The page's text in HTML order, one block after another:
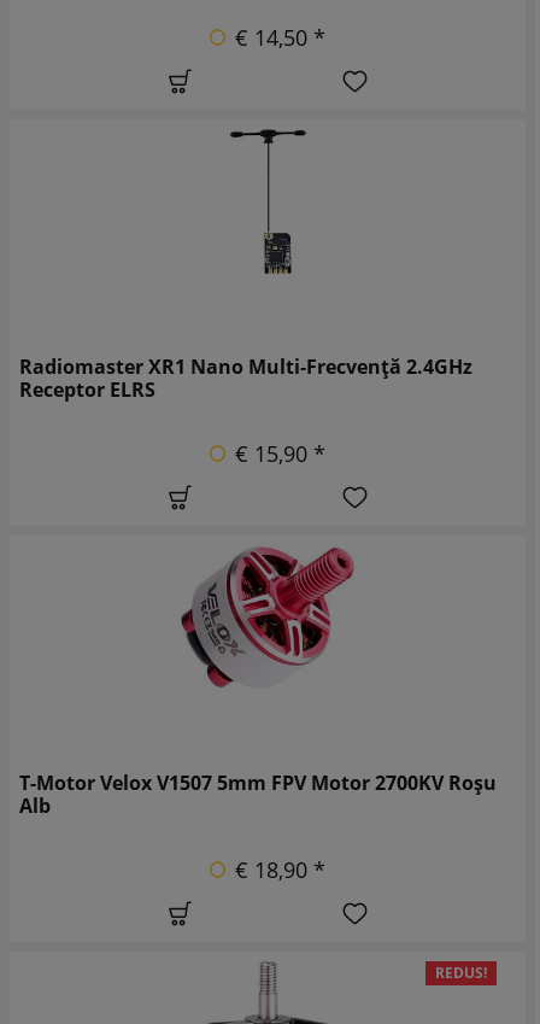
€ 14,50 *
Radiomaster XR1 Nano Multi-Frecvență 2.4GHz
Receptor ELRS
€ 15,90 *
T-Motor Velox V1507 5mm FPV Motor 2700KV Roșu
Alb
€ 18,90 *
REDUS!